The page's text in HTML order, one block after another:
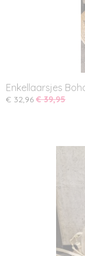
Enkellaarsjes
€ 32,96 € 39,95